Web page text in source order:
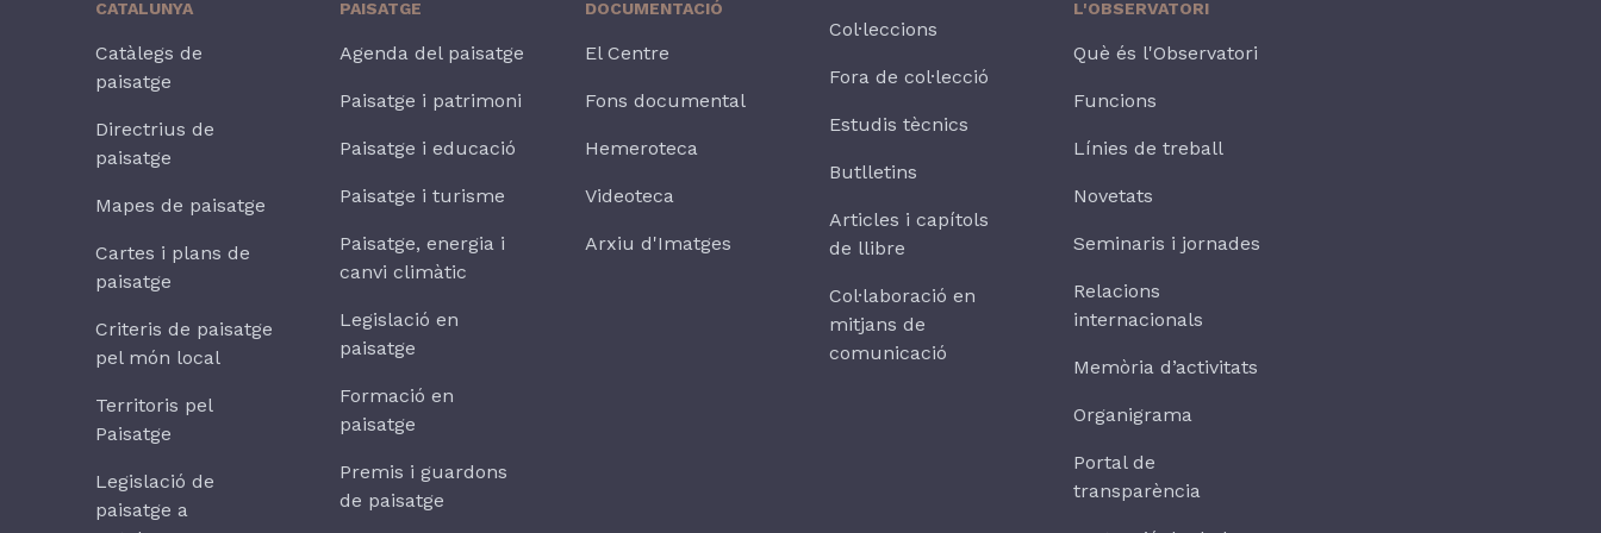
CATALUNYA
Catàlegs de
paisatge
Directrius de
paisatge
Mapes de paisatge
Cartes i plans de
paisatge
Criteris de paisatge
pel món local
Territoris pel
Paisatge
Legislació de
paisatge a
PAISATGE
Agenda del paisatge
Paisatge i patrimoni
Paisatge i educació
Paisatge i turisme
Paisatge, energia i
canvi climàtic
Legislació en
paisatge
Formació en
paisatge
Premis i guardons
de paisatge
DOCUMENTACIÓ
El Centre
Fons documental
Hemeroteca
Videoteca
Arxiu d'Imatges
Col·leccions
Fora de col·lecció
Estudis tècnics
Butlletins
Articles i capítols
de llibre
Col·laboració en
mitjans de
comunicació
L'OBSERVATORI
Què és l'Observatori
Funcions
Línies de treball
Novetats
Seminaris i jornades
Relacions
internacionals
Memòria d’activitats
Organigrama
Portal de
transparència